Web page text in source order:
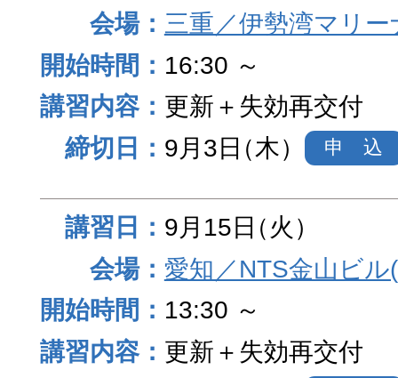
三重／伊勢湾マリー
16:30 ～
更新＋失効再交付
9月3日（木） 申 込
9月15日（火）
愛知／NTS金山ビ
13:30 ～
更新＋失効再交付